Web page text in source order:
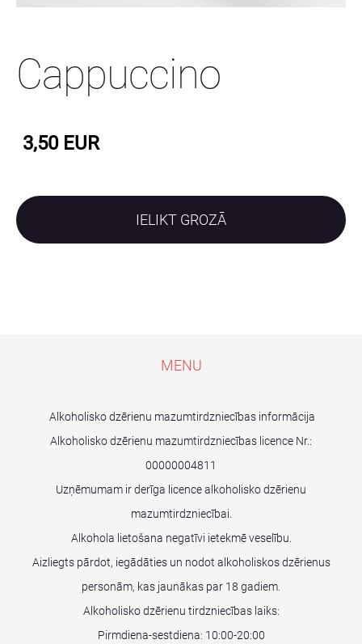
Cappuccino
3,50 EUR
IELIKT GROZĀ
MENU
Alkoholisko dzērienu mazumtirdzniecības informācija
Alkoholisko dzērienu mazumtirdzniecības licence Nr.:
00000004811
Uzņēmumam ir derīga licence alkoholisko dzērienu
mazumtirdzniecībai.
Alkohola lietošana negatīvi ietekmē veselību.
Aizliegts pārdot, iegādāties un nodot alkoholiskos dzērienus
personām, kas jaunākas par 18 gadiem.
Alkoholisko dzērienu tirdzniecības laiks:
Pirmdiena-sestdiena: 10:00-20:00